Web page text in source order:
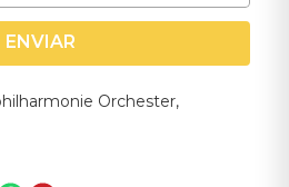
ENVIAR
Orchester,